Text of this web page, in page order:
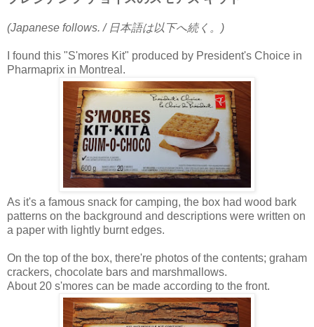
(Japanese follows. / 日本語は以下へ続く。)
I found this "S'mores Kit" produced by President's Choice in
Pharmaprix in Montreal.
As it's a famous snack for camping, the box had wood bark
patterns on the background and descriptions were written on
a paper with lightly burnt edges.
On the top of the box, there're photos of the contents; graham
crackers, chocolate bars and marshmallows.
About 20 s'mores can be made according to the front.